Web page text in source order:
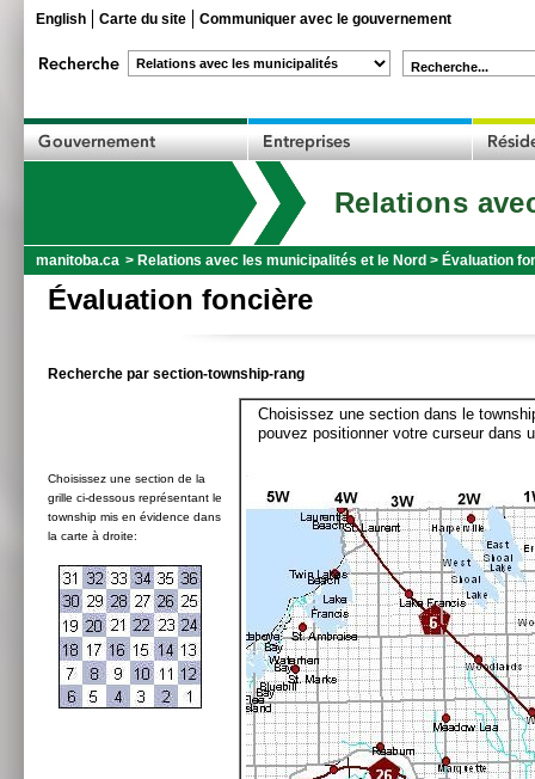
English Carte du site Communiquer avec le gouvernement
Recherche...
Relations
manitoba.ca > Relations avec les municipalités et le Nord > Évaluation
Évaluation foncière
Recherche par section-township-rang
Choisissez une section de la
grille ci-dessous représentant le
township mis en évidence dans
la carte à droite:
Choisissez une section dans le
pouvez positionner votre curseur dans